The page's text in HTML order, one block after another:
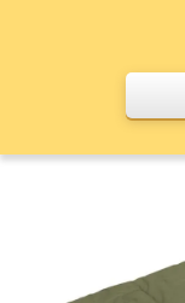
Spací pytle